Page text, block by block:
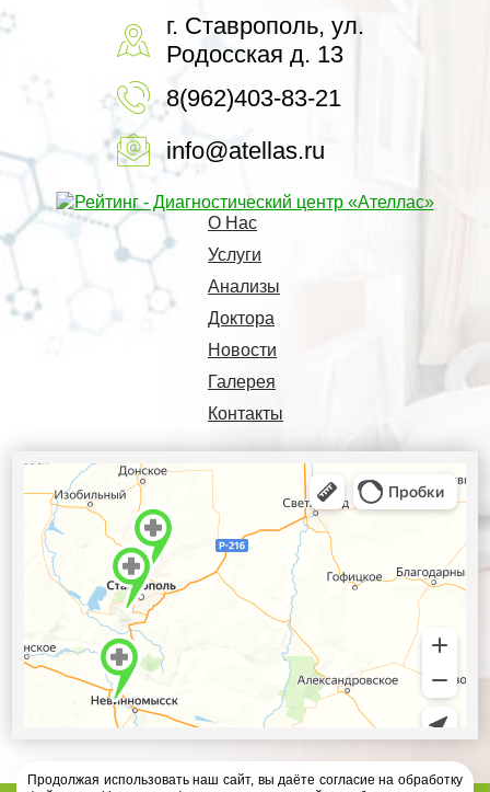
г. Ставрополь, ул.
Родосская д. 13
8(962)403-83-21
info@atellas.ru
О Нас
Услуги
Анализы
Доктора
Новости
Галерея
Контакты
Продолжая использовать наш сайт, вы даёте согласие на обработку